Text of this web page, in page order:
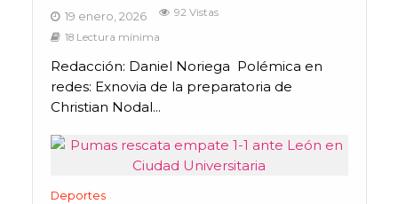
19 enero, 2026
92 Vistas
18 Lectura mínima
Redacción: Daniel Noriega Polémica en
redes: Exnovia de la preparatoria de
Christian Nodal...
Deportes